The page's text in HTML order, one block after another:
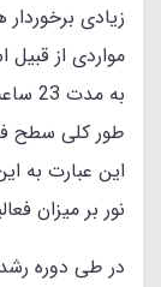
زیادی
به
طور کلی سطح
این عبارت به
نور بر میزان
در طی دوره